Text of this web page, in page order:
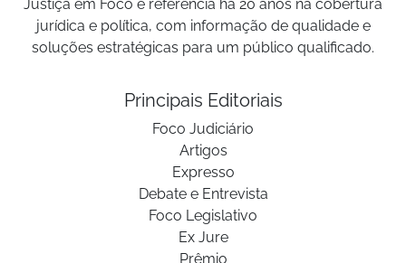
Justiça em Foco é referência há 20 anos na cobertura
jurídica e política, com informação de qualidade e
soluções estratégicas para um público qualificado.
Principais Editoriais
Foco Judiciário
Artigos
Expresso
Debate e Entrevista
Foco Legislativo
Ex Jure
Prêmio